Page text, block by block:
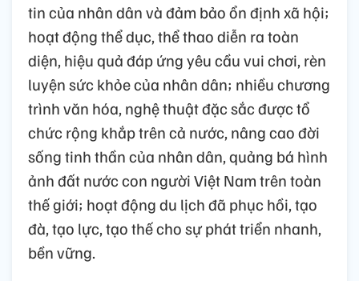
tin của nhân dân và đảm bảo ổn định xã hội;
hoạt động thể dục, thể thao diễn ra toàn
diện, hiệu quả đáp ứng yêu cầu vui chơi, rèn
luyện sức khỏe của nhân dân; nhiều chương
trình văn hóa, nghệ thuật đặc sắc được tổ
chức rộng khắp trên cả nước, nâng cao đời
sống tinh thần của nhân dân, quảng bá hình
ảnh đất nước con người Việt Nam trên toàn
thế giới; hoạt động du lịch đã phục hồi, tạo
đà, tạo lực, tạo thế cho sự phát triển nhanh,
bền vững.